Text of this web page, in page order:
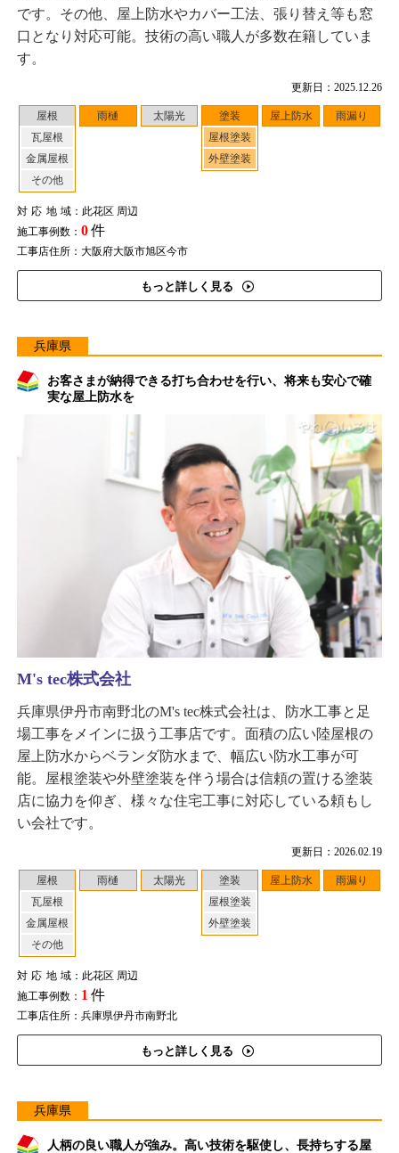
更新日：2025.12.26
屋根
瓦屋根
金属屋根
その他
雨樋 太陽光
塗装
屋根塗装
外壁塗装
屋上防水 雨漏り
対応地域：此花区 周辺
施工事例数： 0件
工事店住所：大阪府大阪市旭区今市
もっと詳しく見る
です。その他、屋上防水やカバー工法、張り替え等も窓
口となり対応可能。技術の高い職人が多数在籍していま
す。
兵庫県
お客さまが納得できる打ち合わせを行い、将来も安心で確
実な屋上防水を
更新日：2026.02.19
屋根
瓦屋根
金属屋根
その他
雨樋 太陽光
塗装
屋根塗装
外壁塗装
屋上防水 雨漏り
対応地域：此花区 周辺
施工事例数： 1 件
工事店住所：兵庫県伊丹市南野北
もっと詳しく見る
M's tec株式会社
兵庫県伊丹市南野北のM's tec株式会社は、防水工事と足
場工事をメインに扱う工事店です。面積の広い陸屋根の
屋上防水からベランダ防水まで、幅広い防水工事が可
能。屋根塗装や外壁塗装を伴う場合は信頼の置ける塗装
店に協力を仰ぎ、様々な住宅工事に対応している頼もし
い会社です。
兵庫県
人柄の良い職人が強み。高い技術を駆使し、長持ちする屋